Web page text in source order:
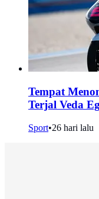
Tempat
Terjal Veda
Sport•26 hari lalu